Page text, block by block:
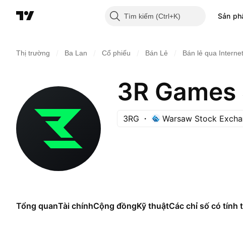
Tìm kiếm Sản
Thị trường Ba Lan Cổ phiếu Bán Lẻ Bán lẻ qua Internet
3R Games
3RG Warsaw Stock
Tổng quanTài chínhCộng đồngKỹ thuậtCác chỉ số có tính